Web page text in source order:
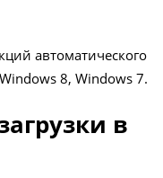
автоматического
8, Windows 7.
в